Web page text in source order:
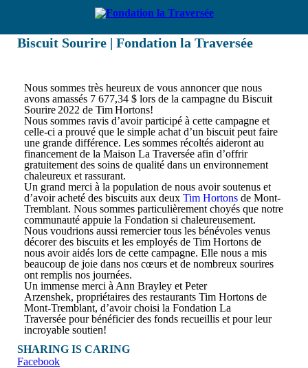
Biscuit Sourire | Fondation la Traversée
Nous sommes très heureux de vous annoncer que nous
avons amassés 7 677,34 $ lors de la campagne du Biscuit
Sourire 2022 de Tim Hortons!
Nous sommes ravis d’avoir participé à cette campagne et
celle-ci a prouvé que le simple achat d’un biscuit peut faire
une grande différence. Les sommes récoltés aideront au
financement de la Maison La Traversée afin d’offrir
gratuitement des soins de qualité dans un environnement
chaleureux et rassurant.
Un grand merci à la population de nous avoir soutenus et
d’avoir acheté des biscuits aux deux Tim Hortons de Mont-
Tremblant. Nous sommes particulièrement choyés que notre
communauté appuie la Fondation si chaleureusement.
Nous voudrions aussi remercier tous les bénévoles venus
décorer des biscuits et les employés de Tim Hortons de
nous avoir aidés lors de cette campagne. Elle nous a mis
beaucoup de joie dans nos cœurs et de nombreux sourires
ont remplis nos journées.
Un immense merci à Ann Brayley et Peter
Arzenshek, propriétaires des restaurants Tim Hortons de
Mont-Tremblant, d’avoir choisi la Fondation La
Traversée pour bénéficier des fonds recueillis et pour leur
incroyable soutien!
SHARING IS CARING
Facebook